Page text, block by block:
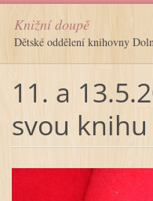
Knižní doupě
Dětské oddělení knihovny
11. a
svou knihu